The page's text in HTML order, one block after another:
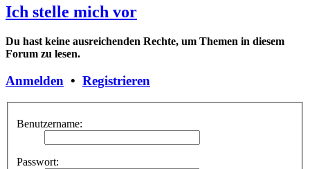
Ich stelle mich vor
Du hast keine ausreichenden Rechte, um Themen in diesem
Forum zu lesen.
Anmelden • Registrieren
Benutzername:
Passwort: